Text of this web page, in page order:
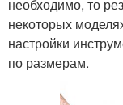
необходимо, то
некоторых
настройки
по размерам.